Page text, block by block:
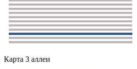
Карта 3 аллеи